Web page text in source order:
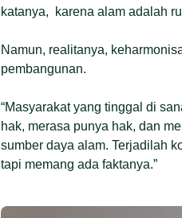
katanya, karena alam adalah
Namun, realitanya,
pembangunan.
“Masyarakat yang tinggal di
hak, merasa punya hak, dan
sumber daya alam. Terjadilah
tapi memang ada faktanya.”